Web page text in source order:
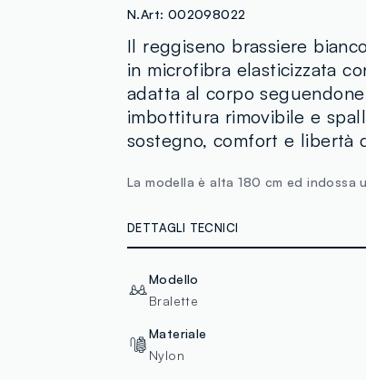
N.Art: 002098022
Il reggiseno brassiere
in microfibra elasticizzata
adatta al corpo
imbottitura rimovibile e
sostegno, comfort e libertà
La modella è alta 180 cm ed indossa
DETTAGLI TECNICI
Modello
Bralette
Materiale
Nylon